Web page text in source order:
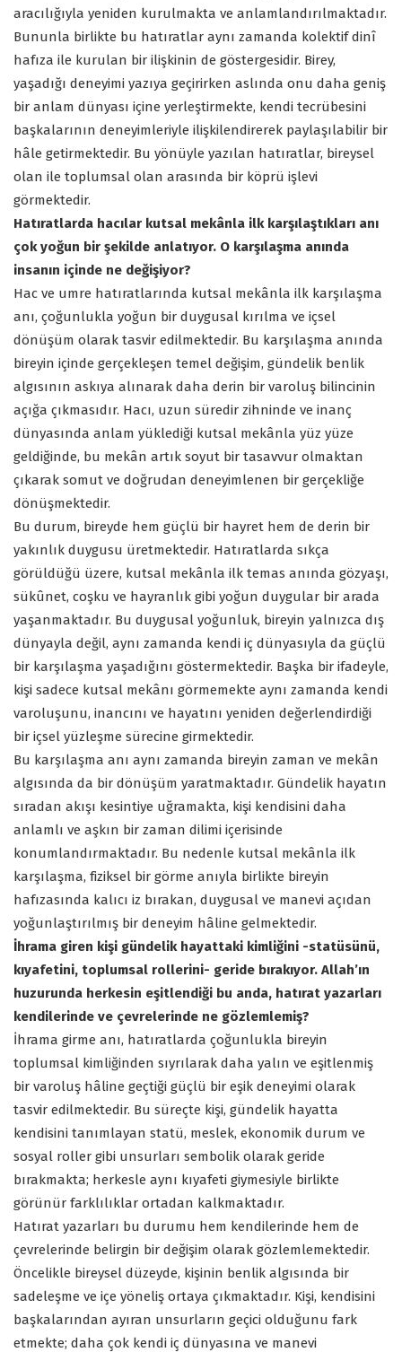
aracılığıyla yeniden kurulmakta ve anlamlandırılmaktadır.
Bununla birlikte bu hatıratlar aynı zamanda kolektif dinî
hafıza ile kurulan bir ilişkinin de göstergesidir. Birey,
yaşadığı deneyimi yazıya geçirirken aslında onu daha geniş
bir anlam dünyası içine yerleştirmekte, kendi tecrübesini
başkalarının deneyimleriyle ilişkilendirerek paylaşılabilir bir
hâle getirmektedir. Bu yönüyle yazılan hatıratlar, bireysel
olan ile toplumsal olan arasında bir köprü işlevi
görmektedir.
Hatıratlarda hacılar kutsal mekânla ilk karşılaştıkları anı
çok yoğun bir şekilde anlatıyor. O karşılaşma anında
insanın içinde ne değişiyor?
Hac ve umre hatıratlarında kutsal mekânla ilk karşılaşma
anı, çoğunlukla yoğun bir duygusal kırılma ve içsel
dönüşüm olarak tasvir edilmektedir. Bu karşılaşma anında
bireyin içinde gerçekleşen temel değişim, gündelik benlik
algısının askıya alınarak daha derin bir varoluş bilincinin
açığa çıkmasıdır. Hacı, uzun süredir zihninde ve inanç
dünyasında anlam yüklediği kutsal mekânla yüz yüze
geldiğinde, bu mekân artık soyut bir tasavvur olmaktan
çıkarak somut ve doğrudan deneyimlenen bir gerçekliğe
dönüşmektedir.
Bu durum, bireyde hem güçlü bir hayret hem de derin bir
yakınlık duygusu üretmektedir. Hatıratlarda sıkça
görüldüğü üzere, kutsal mekânla ilk temas anında gözyaşı,
sükûnet, coşku ve hayranlık gibi yoğun duygular bir arada
yaşanmaktadır. Bu duygusal yoğunluk, bireyin yalnızca dış
dünyayla değil, aynı zamanda kendi iç dünyasıyla da güçlü
bir karşılaşma yaşadığını göstermektedir. Başka bir ifadeyle,
kişi sadece kutsal mekânı görmemekte aynı zamanda kendi
varoluşunu, inancını ve hayatını yeniden değerlendirdiği
bir içsel yüzleşme sürecine girmektedir.
Bu karşılaşma anı aynı zamanda bireyin zaman ve mekân
algısında da bir dönüşüm yaratmaktadır. Gündelik hayatın
sıradan akışı kesintiye uğramakta, kişi kendisini daha
anlamlı ve aşkın bir zaman dilimi içerisinde
konumlandırmaktadır. Bu nedenle kutsal mekânla ilk
karşılaşma, fiziksel bir görme anıyla birlikte bireyin
hafızasında kalıcı iz bırakan, duygusal ve manevi açıdan
yoğunlaştırılmış bir deneyim hâline gelmektedir.
İhrama giren kişi gündelik hayattaki kimliğini -statüsünü,
kıyafetini, toplumsal rollerini- geride bırakıyor. Allah’ın
huzurunda herkesin eşitlendiği bu anda, hatırat yazarları
kendilerinde ve çevrelerinde ne gözlemlemiş?
İhrama girme anı, hatıratlarda çoğunlukla bireyin
toplumsal kimliğinden sıyrılarak daha yalın ve eşitlenmiş
bir varoluş hâline geçtiği güçlü bir eşik deneyimi olarak
tasvir edilmektedir. Bu süreçte kişi, gündelik hayatta
kendisini tanımlayan statü, meslek, ekonomik durum ve
sosyal roller gibi unsurları sembolik olarak geride
bırakmakta; herkesle aynı kıyafeti giymesiyle birlikte
görünür farklılıklar ortadan kalkmaktadır.
Hatırat yazarları bu durumu hem kendilerinde hem de
çevrelerinde belirgin bir değişim olarak gözlemlemektedir.
Öncelikle bireysel düzeyde, kişinin benlik algısında bir
sadeleşme ve içe yöneliş ortaya çıkmaktadır. Kişi, kendisini
başkalarından ayıran unsurların geçici olduğunu fark
etmekte; daha çok kendi iç dünyasına ve manevi